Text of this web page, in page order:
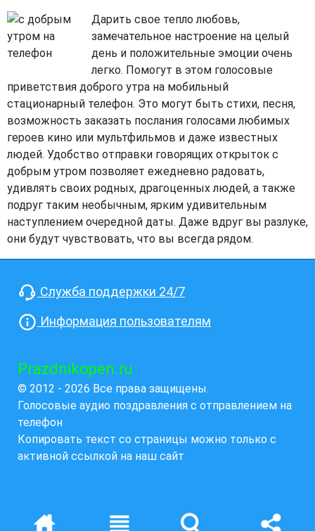
Дарить свое тепло любовь,
замечательное настроение на целый
день и положительные эмоции очень
легко. Помогут в этом голосовые
приветствия доброго утра на мобильный
стационарный телефон. Это могут быть стихи, песня,
возможность заказать послания голосами любимых
героев кино или мультфильмов и даже известных
людей. Удобство отправки говорящих открыток с
добрым утром позволяет ежедневно радовать,
удивлять своих родных, драгоценных людей, а также
подруг таким необычным, ярким удивительным
наступлением очередной даты. Даже вдруг вы разлуке,
они будут чувствовать, что вы всегда рядом.
Служба поддержки 24/7
Информация пользователям
Prazdnikopen.ru
© 2012 - 2026 Все права защищены.
Голосовые аудио поздравления с отправлением на
телефон
Копировать текст со страницы можно только с
активной ссылкой на наш сайт